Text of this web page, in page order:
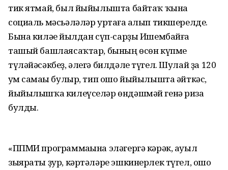
тик ятмай, был йыйылышта байтаҡ ҡына
социаль мәсьәләләр уртаға һалып тикшерелде.
Бына киләһе йылдан сүп-сарҙы Ишембайға
ташый башлаясаҡтар, бының өсөн күпме
түләйәсәкбеҙ, әлегә билдәле түгел. Шулай ҙа 120
һум самаһы булыр, тип ошо йыйылышта әйткәс,
йыйылышҡа килеүселәр өндәшмәй генә риза
булды.
«ППМИ программаһына эләгергә кәрәк, ауыл
зыяраты ҙур, кәртәләре эшкинерлек түгел, ошо